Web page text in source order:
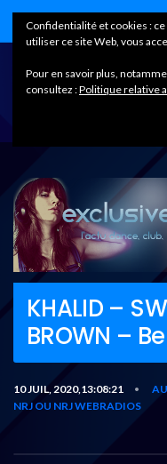
KHALID –
BROWN –
10 JUIL, 2020,13:08:21 •
NRJ OU NRJ WEBRADIOS
Confidentialité et cookies :
utiliser ce site Web, vous
Pour en savoir plus,
consultez :Politique relative